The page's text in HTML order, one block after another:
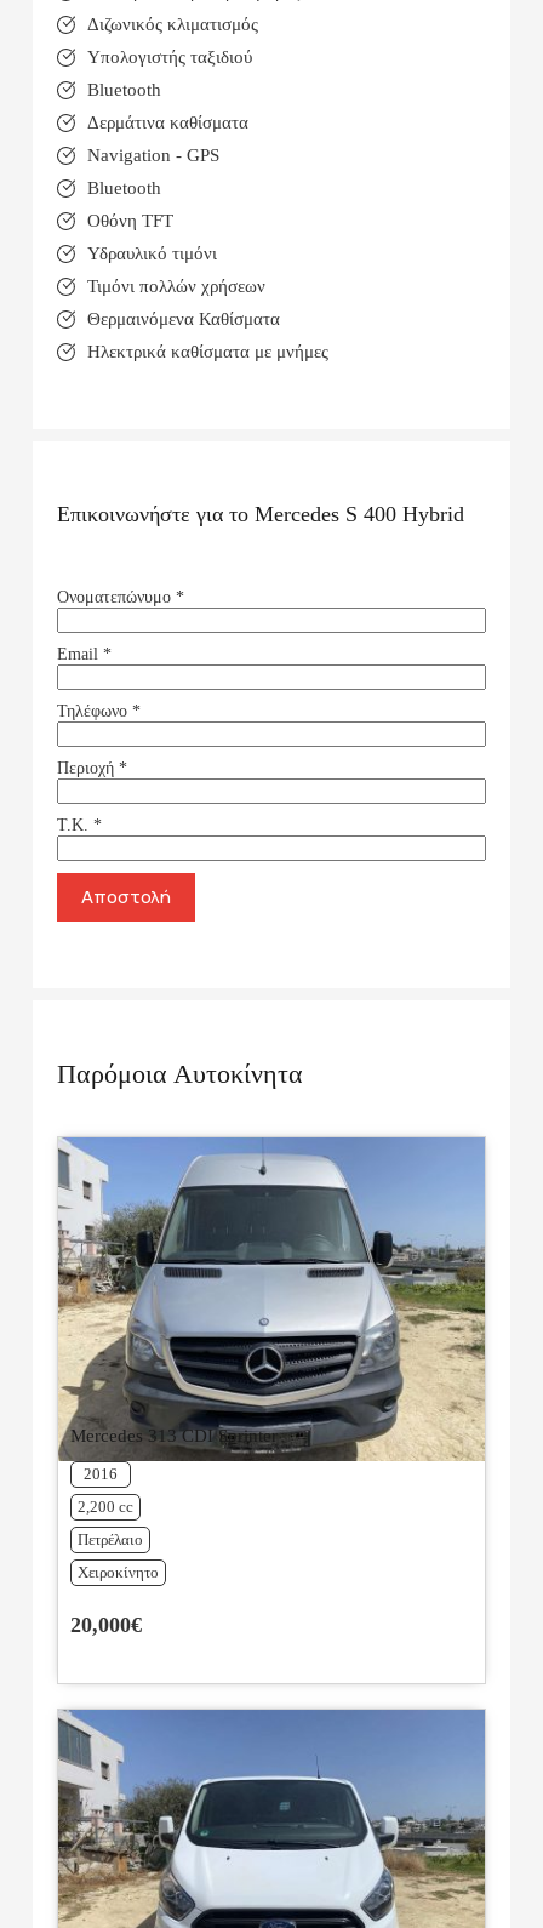
Διζωνικός κλιματισμός
Υπολογιστής ταξιδιού
Bluetooth
Δερμάτινα καθίσματα
Navigation - GPS
Bluetooth
Οθόνη TFT
Υδραυλικό τιμόνι
Τιμόνι πολλών χρήσεων
Θερμαινόμενα Καθίσματα
Ηλεκτρικά καθίσματα με μνήμες
Επικοινωνήστε για το Mercedes S 400 Hybrid
Ονοματεπώνυμο *
Email *
Τηλέφωνο *
Περιοχή *
Τ.Κ. *
Αποστολή
Παρόμοια Αυτοκίνητα
Mercedes 313 CDI Sprinter
2016
2,200 cc
Πετρέλαιο
Χειροκίνητο
20,000€